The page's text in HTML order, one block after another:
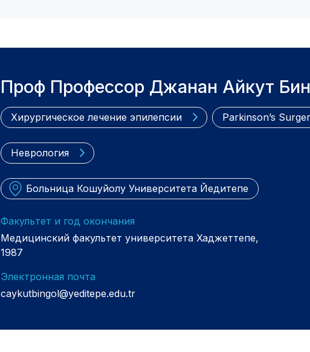
Проф Профессор Джанан Айкут
Хирургическое лечение эпилепсии Parkinson’s
Неврология
Больница Кошуйолу Университета Йедитепе
Факультет и год окончания
Медицинский факультет университета Хаджеттепе,
1987
Электронная почта
caykutbingol@yeditepe.edu.tr